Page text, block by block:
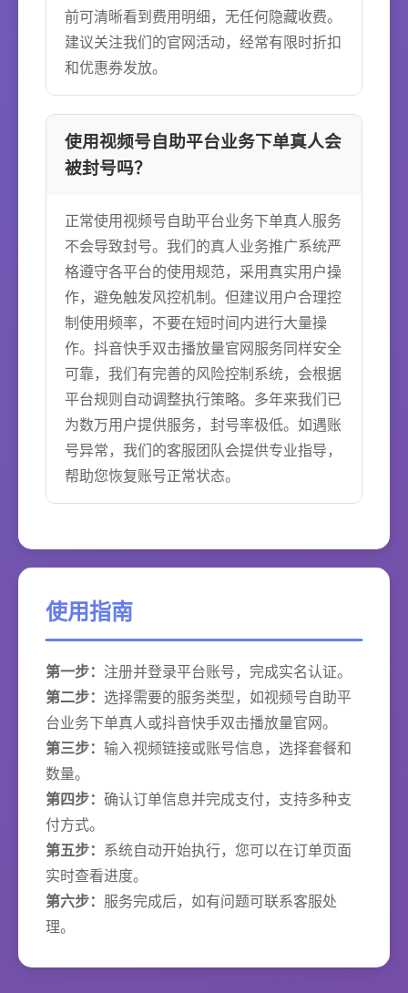
前可清晰看到费用明细，无任何隐藏收费。
建议关注我们的官网活动，经常有限时折扣
和优惠券发放。
使用视频号自助平台业务下单真人会
被封号吗？
正常使用视频号自助平台业务下单真人服务
不会导致封号。我们的真人业务推广系统严
格遵守各平台的使用规范，采用真实用户操
作，避免触发风控机制。但建议用户合理控
制使用频率，不要在短时间内进行大量操
作。抖音快手双击播放量官网服务同样安全
可靠，我们有完善的风险控制系统，会根据
平台规则自动调整执行策略。多年来我们已
为数万用户提供服务，封号率极低。如遇账
号异常，我们的客服团队会提供专业指导，
帮助您恢复账号正常状态。
使用指南
第一步： 注册并登录平台账号，完成实名认证。
第二步： 选择需要的服务类型，如视频号自助平
台业务下单真人或抖音快手双击播放量官网。
第三步： 输入视频链接或账号信息，选择套餐和
数量。
第四步： 确认订单信息并完成支付，支持多种支
付方式。
第五步：
系统自动开始执行，您可以在订单页面
实时查看进度。
第六步： 服务完成后，如有问题可联系客服处
理。